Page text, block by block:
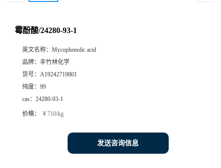
霉酚酸/24280-93-1
英文名称： Mycophenolic acid
品牌： 丰竹林化学
货号： A19242719801
纯度： 99
cas： 24280-93-1
价格： ￥710/kg
发送咨询信息